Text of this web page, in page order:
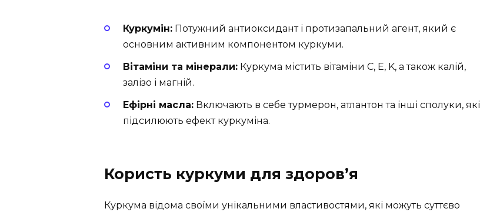
Куркумін: Потужний антиоксидант і протизапальний агент, який є
основним активним компонентом куркуми.
Вітаміни та мінерали: Куркума містить вітаміни C, E, K, а також калій,
залізо і магній.
Ефірні масла: Включають в себе турмерон, атлантон та інші сполуки, які
підсилюють ефект куркуміна.
Користь куркуми для здоров’я
Куркума відома своїми унікальними властивостями, які можуть суттєво